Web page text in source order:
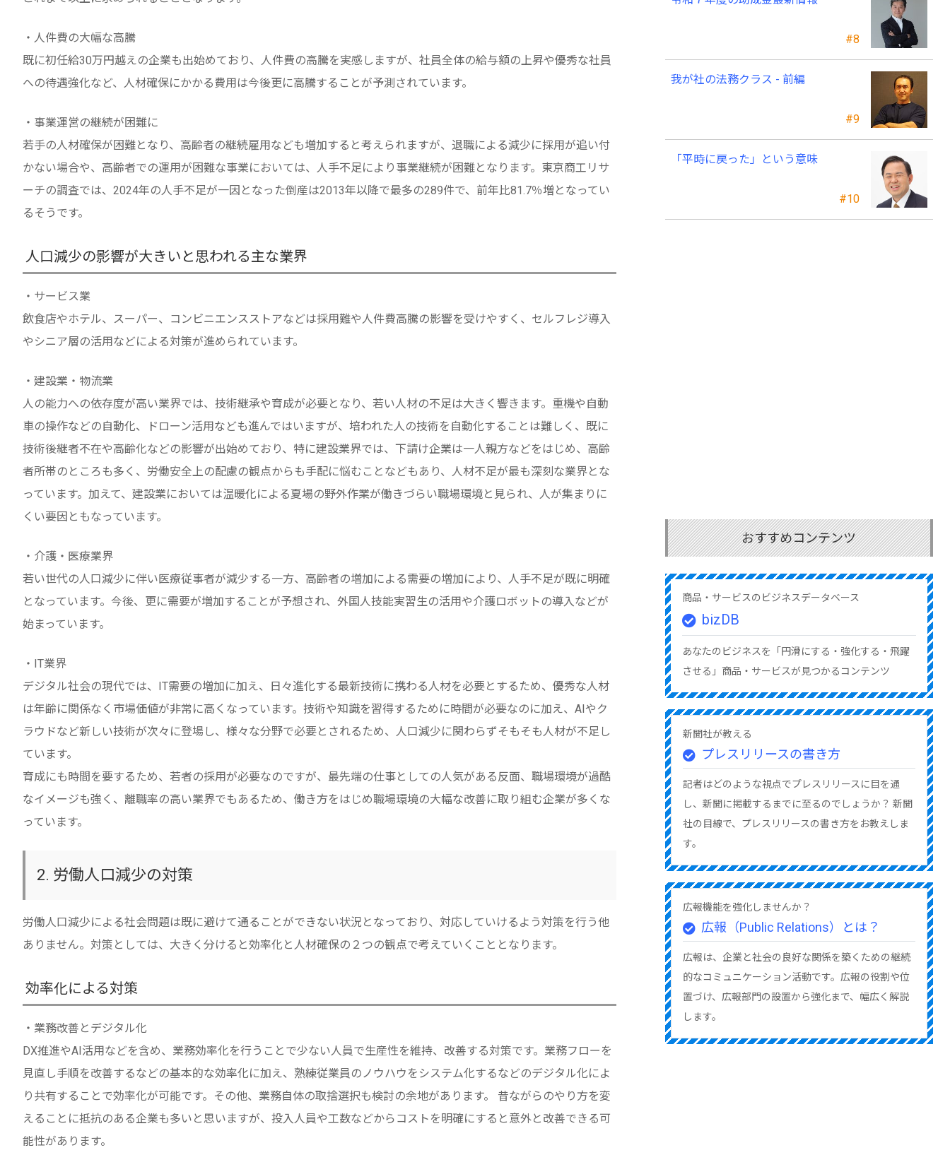
・人件費の大幅な高騰
既に初任給30万円越えの企業も出始めており、人件費の高騰を実感しますが、社員全体の給与額の上昇や優秀な社員
への待遇強化など、人材確保にかかる費用は今後更に高騰することが予測されています。
・事業運営の継続が困難に
若手の人材確保が困難となり、高齢者の継続雇用なども増加すると考えられますが、退職による減少に採用が追い付
かない場合や、高齢者での運用が困難な事業においては、人手不足により事業継続が困難となります。東京商工リサ
ーチの調査では、2024年の人手不足が一因となった倒産は2013年以降で最多の289件で、前年比81.7％増となってい
るそうです。
人口減少の影響が大きいと思われる主な業界
・サービス業
飲食店やホテル、スーパー、コンビニエンスストアなどは採用難や人件費高騰の影響を受けやすく、セルフレジ導入
やシニア層の活用などによる対策が進められています。
・建設業・物流業
人の能力への依存度が高い業界では、技術継承や育成が必要となり、若い人材の不足は大きく響きます。重機や自動
車の操作などの自動化、ドローン活用なども進んではいますが、培われた人の技術を自動化することは難しく、既に
技術後継者不在や高齢化などの影響が出始めており、特に建設業界では、下請け企業は一人親方などをはじめ、高齢
者所帯のところも多く、労働安全上の配慮の観点からも手配に悩むことなどもあり、人材不足が最も深刻な業界とな
っています。加えて、建設業においては温暖化による夏場の野外作業が働きづらい職場環境と見られ、人が集まりに
くい要因ともなっています。
・介護・医療業界
若い世代の人口減少に伴い医療従事者が減少する一方、高齢者の増加による需要の増加により、人手不足が既に明確
となっています。今後、更に需要が増加することが予想され、外国人技能実習生の活用や介護ロボットの導入などが
始まっています。
・IT業界
デジタル社会の現代では、IT需要の増加に加え、日々進化する最新技術に携わる人材を必要とするため、優秀な人材
は年齢に関係なく市場価値が非常に高くなっています。技術や知識を習得するために時間が必要なのに加え、AIやク
ラウドなど新しい技術が次々に登場し、様々な分野で必要とされるため、人口減少に関わらずそもそも人材が不足し
ています。
育成にも時間を要するため、若者の採用が必要なのですが、最先端の仕事としての人気がある反面、職場環境が過酷
なイメージも強く、離職率の高い業界でもあるため、働き方をはじめ職場環境の大幅な改善に取り組む企業が多くな
っています。
2. 労働人口減少の対策
労働人口減少による社会問題は既に避けて通ることができない状況となっており、対応していけるよう対策を行う他
ありません。対策としては、大きく分けると効率化と人材確保の２つの観点で考えていくこととなります。
効率化による対策
・業務改善とデジタル化
DX推進やAI活用などを含め、業務効率化を行うことで少ない人員で生産性を維持、改善する対策です。業務フローを
見直し手順を改善するなどの基本的な効率化に加え、熟練従業員のノウハウをシステム化するなどのデジタル化によ
り共有することで効率化が可能です。その他、業務自体の取捨選択も検討の余地があります。 昔ながらのやり方を変
えることに抵抗のある企業も多いと思いますが、投入人員や工数などからコストを明確にすると意外と改善できる可
能性があります。
#8
#9
我が社の法務クラス - 前編
#10
「平時に戻った」という意味
おすすめコンテンツ
商品・サービスのビジネスデータベース
bizDB
あなたのビジネスを「円滑にする・強化する・飛躍
させる」商品・サービスが見つかるコンテンツ
新聞社が教える
プレスリリースの書き方
記者はどのような視点でプレスリリースに目を通
し、新聞に掲載するまでに至るのでしょうか？ 新聞
社の目線で、プレスリリースの書き方をお教えしま
す。
広報機能を強化しませんか？
広報（Public Relations）とは？
広報は、企業と社会の良好な関係を築くための継続
的なコミュニケーション活動です。広報の役割や位
置づけ、広報部門の設置から強化まで、幅広く解説
します。